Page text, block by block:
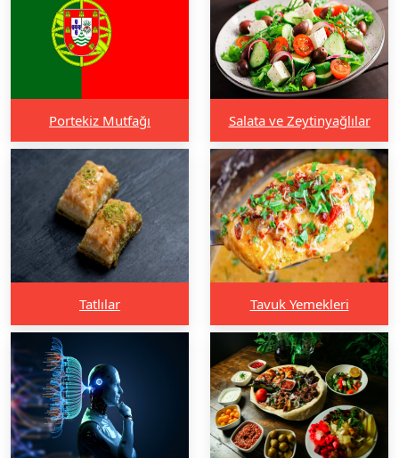
Portekiz Mutfağı Salata ve Zeytinyağlılar
Tatlılar Tavuk Yemekleri